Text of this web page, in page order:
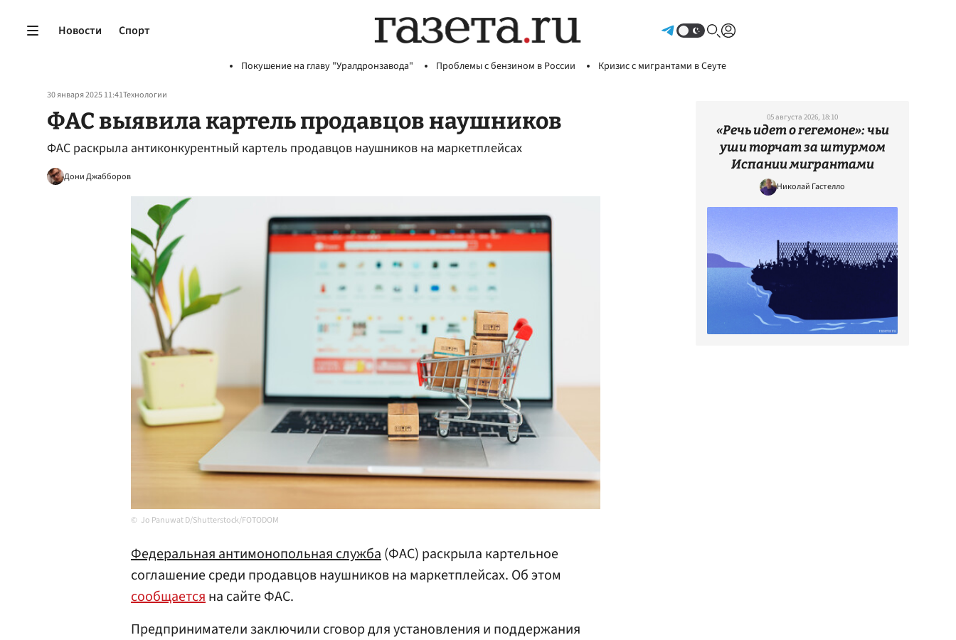
Новости Спорт
Покушение на главу "Уралдронзавода" Проблемы с бензином в России Кризис с мигрантами в Сеуте
30 января 2025 11:41Технологии
ФАС выявила картель продавцов наушников
ФАС раскрыла антиконкурентный картель продавцов наушников на маркетплейсах
Дони Джабборов
Jo Panuwat D/Shutterstock/FOTODOM
Федеральная антимонопольная служба(ФАС) раскрыла картельное
соглашение среди продавцов наушников на маркетплейсах. Об этом
сообщаетсяна сайте ФАС.
Предприниматели заключили сговор для установления и поддержания
05 августа 2026, 18:10
«Речь идет о гегемоне»: чьи
уши торчат за штурмом
Испании мигрантами
Николай Гастелло